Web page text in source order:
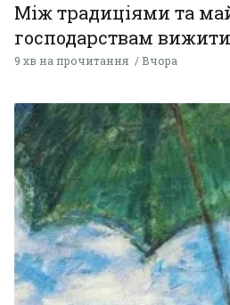
Між традиціями та
господарствам
9 хв на прочитання Вчора